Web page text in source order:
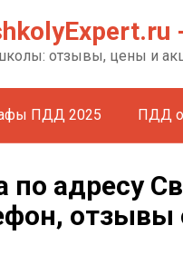
отзывы, цены и
ПДД 2025 ПДД
по адресу
отзывы